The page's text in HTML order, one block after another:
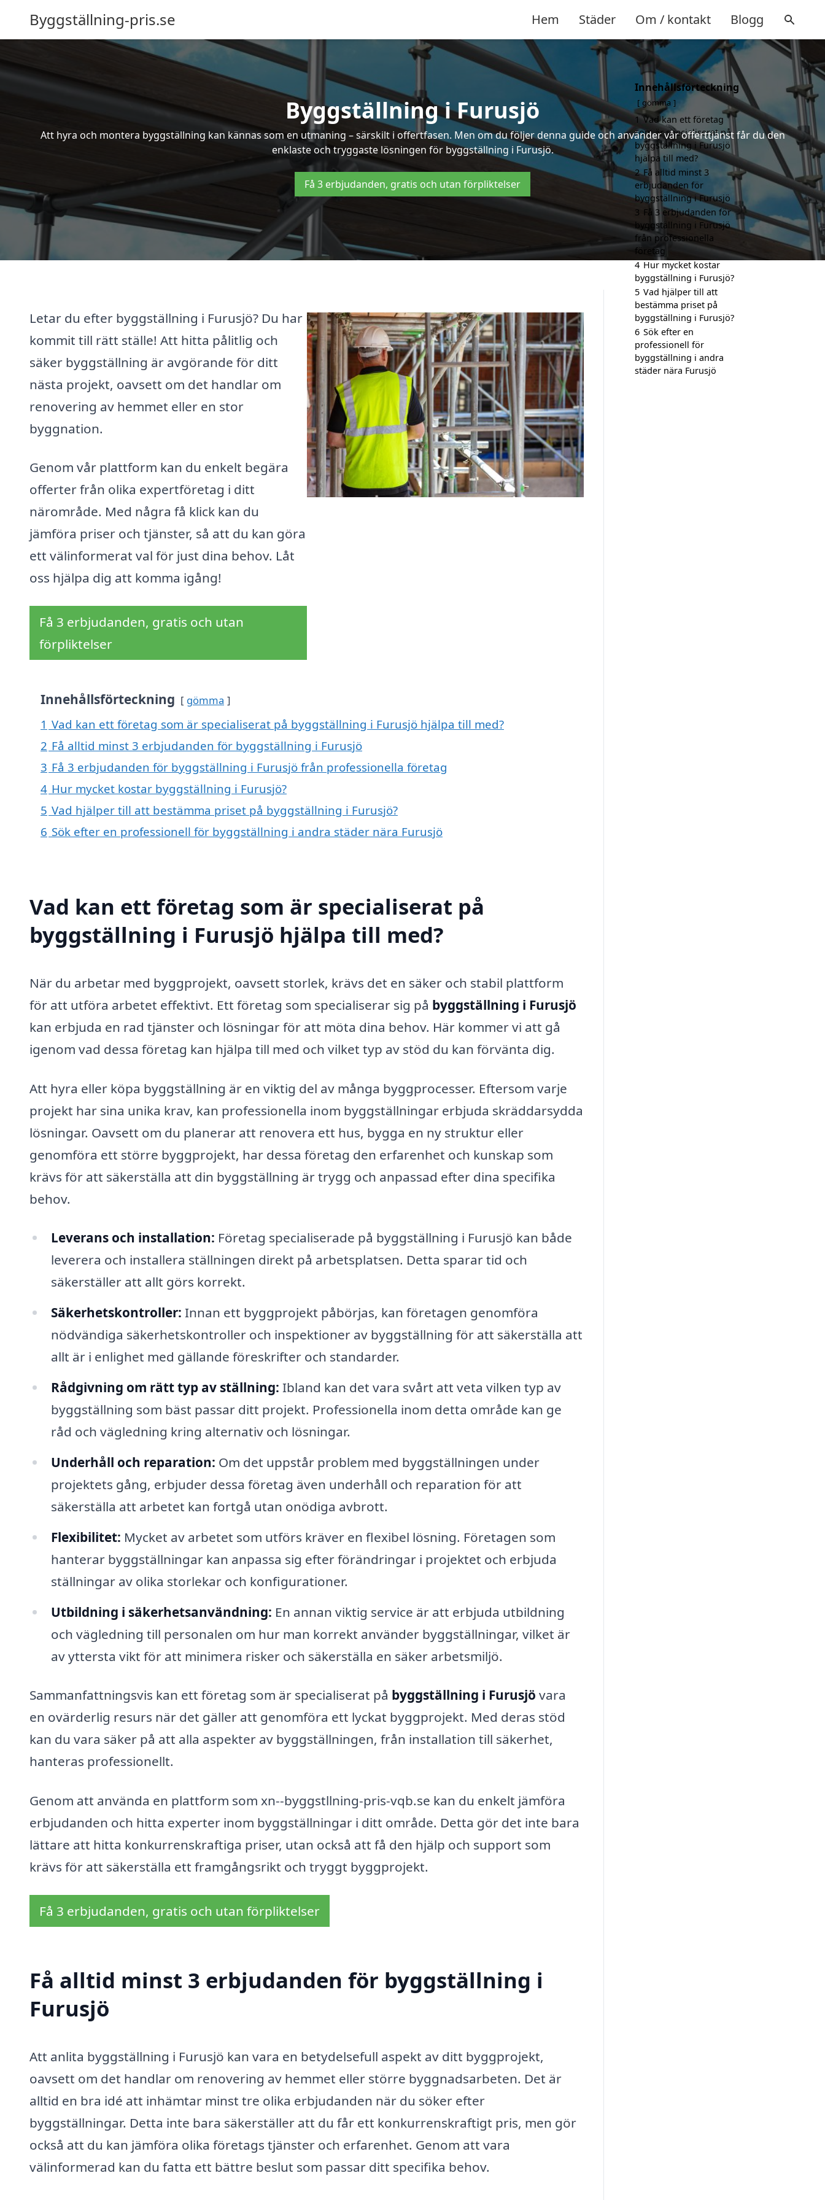
Byggställning-pris.se Hem Städer Om / kontakt Blogg
Byggställning i Furusjö
Att hyra och montera byggställning kan kännas som en utmaning – särskilt i offertfasen. Men om du följer denna guide och använder vår offerttjänst får du den
enklaste och tryggaste lösningen för byggställning i Furusjö.
Få 3 erbjudanden, gratis och utan förpliktelser
Letar du efter byggställning i Furusjö? Du har
kommit till rätt ställe! Att hitta pålitlig och
säker byggställning är avgörande för ditt
nästa projekt, oavsett om det handlar om
renovering av hemmet eller en stor
byggnation.
Genom vår plattform kan du enkelt begära
offerter från olika expertföretag i ditt
närområde. Med några få klick kan du
jämföra priser och tjänster, så att du kan göra
ett välinformerat val för just dina behov. Låt
oss hjälpa dig att komma igång!
Få 3 erbjudanden, gratis och utan
förpliktelser
Innehållsförteckning gömma
1 Vad kan ett företag som är specialiserat på byggställning i Furusjö hjälpa till med?
2 Få alltid minst 3 erbjudanden för byggställning i Furusjö
3 Få 3 erbjudanden för byggställning i Furusjö från professionella företag
4 Hur mycket kostar byggställning i Furusjö?
5 Vad hjälper till att bestämma priset på byggställning i Furusjö?
6 Sök efter en professionell för byggställning i andra städer nära Furusjö
Vad kan ett företag som är specialiserat på
byggställning i Furusjö hjälpa till med?
När du arbetar med byggprojekt, oavsett storlek, krävs det en säker och stabil plattform
för att utföra arbetet effektivt. Ett företag som specialiserar sig på byggställning i Furusjö
kan erbjuda en rad tjänster och lösningar för att möta dina behov. Här kommer vi att gå
igenom vad dessa företag kan hjälpa till med och vilket typ av stöd du kan förvänta dig.
Att hyra eller köpa byggställning är en viktig del av många byggprocesser. Eftersom varje
projekt har sina unika krav, kan professionella inom byggställningar erbjuda skräddarsydda
lösningar. Oavsett om du planerar att renovera ett hus, bygga en ny struktur eller
genomföra ett större byggprojekt, har dessa företag den erfarenhet och kunskap som
krävs för att säkerställa att din byggställning är trygg och anpassad efter dina specifika
behov.
Leverans och installation: Företag specialiserade på byggställning i Furusjö kan både
leverera och installera ställningen direkt på arbetsplatsen. Detta sparar tid och
säkerställer att allt görs korrekt.
Säkerhetskontroller: Innan ett byggprojekt påbörjas, kan företagen genomföra
nödvändiga säkerhetskontroller och inspektioner av byggställning för att säkerställa att
allt är i enlighet med gällande föreskrifter och standarder.
Rådgivning om rätt typ av ställning: Ibland kan det vara svårt att veta vilken typ av
byggställning som bäst passar ditt projekt. Professionella inom detta område kan ge
råd och vägledning kring alternativ och lösningar.
Underhåll och reparation: Om det uppstår problem med byggställningen under
projektets gång, erbjuder dessa företag även underhåll och reparation för att
säkerställa att arbetet kan fortgå utan onödiga avbrott.
Flexibilitet: Mycket av arbetet som utförs kräver en flexibel lösning. Företagen som
hanterar byggställningar kan anpassa sig efter förändringar i projektet och erbjuda
ställningar av olika storlekar och konfigurationer.
Utbildning i säkerhetsanvändning: En annan viktig service är att erbjuda utbildning
och vägledning till personalen om hur man korrekt använder byggställningar, vilket är
av yttersta vikt för att minimera risker och säkerställa en säker arbetsmiljö.
Sammanfattningsvis kan ett företag som är specialiserat på byggställning i Furusjö vara
en ovärderlig resurs när det gäller att genomföra ett lyckat byggprojekt. Med deras stöd
kan du vara säker på att alla aspekter av byggställningen, från installation till säkerhet,
hanteras professionellt.
Genom att använda en plattform som xn--byggstllning-pris-vqb.se kan du enkelt jämföra
erbjudanden och hitta experter inom byggställningar i ditt område. Detta gör det inte bara
lättare att hitta konkurrenskraftiga priser, utan också att få den hjälp och support som
krävs för att säkerställa ett framgångsrikt och tryggt byggprojekt.
Få 3 erbjudanden, gratis och utan förpliktelser
Få alltid minst 3 erbjudanden för byggställning i
Furusjö
Att anlita byggställning i Furusjö kan vara en betydelsefull aspekt av ditt byggprojekt,
oavsett om det handlar om renovering av hemmet eller större byggnadsarbeten. Det är
alltid en bra idé att inhämtar minst tre olika erbjudanden när du söker efter
byggställningar. Detta inte bara säkerställer att du får ett konkurrenskraftigt pris, men gör
också att du kan jämföra olika företags tjänster och erfarenhet. Genom att vara
välinformerad kan du fatta ett bättre beslut som passar ditt specifika behov.
Innehållsförteckning
gömma
1 Vad kan ett företag
som är specialiserat på
byggställning i Furusjö
hjälpa till med?
2 Få alltid minst 3
erbjudanden för
byggställning i Furusjö
3 Få 3 erbjudanden för
byggställning i Furusjö
från professionella
företag
4 Hur mycket kostar
byggställning i Furusjö?
5 Vad hjälper till att
bestämma priset på
byggställning i Furusjö?
6 Sök efter en
professionell för
byggställning i andra
städer nära Furusjö